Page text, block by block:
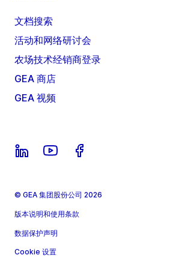
文档搜索
活动和网络研讨会
农场技术经销商登录
GEA 商店
GEA 视频
© GEA 集团股份公司 2026
版本说明和使用条款
数据保护声明
Cookie 设置